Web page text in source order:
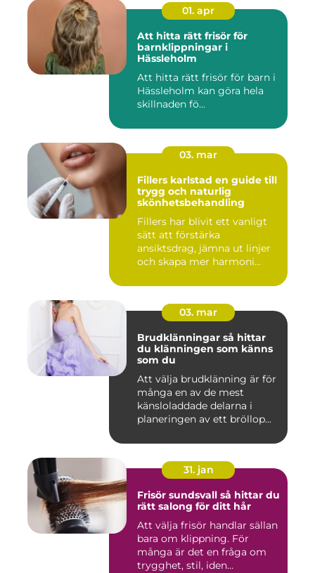
01. apr
Att hitta rätt frisör för
barnklippningar i
Hässleholm
Att hitta rätt frisör för barn i
Hässleholm kan göra hela
skillnaden fö...
03. mar
Fillers karlstad en guide till
trygg och naturlig
skönhetsbehandling
Fillers har blivit ett vanligt
sätt att förstärka
ansiktsdrag, jämna ut linjer
och skapa mer harmoni...
03. mar
Brudklänningar så hittar
du klänningen som känns
som du
Att välja brudklänning är för
många en av de mest
känsloladdade delarna i
planeringen av ett bröllop...
31. jan
Frisör sundsvall så hittar du
rätt salong för ditt hår
Att välja frisör handlar sällan
bara om klippning. För
många är det en fråga om
trygghet, stil, iden...